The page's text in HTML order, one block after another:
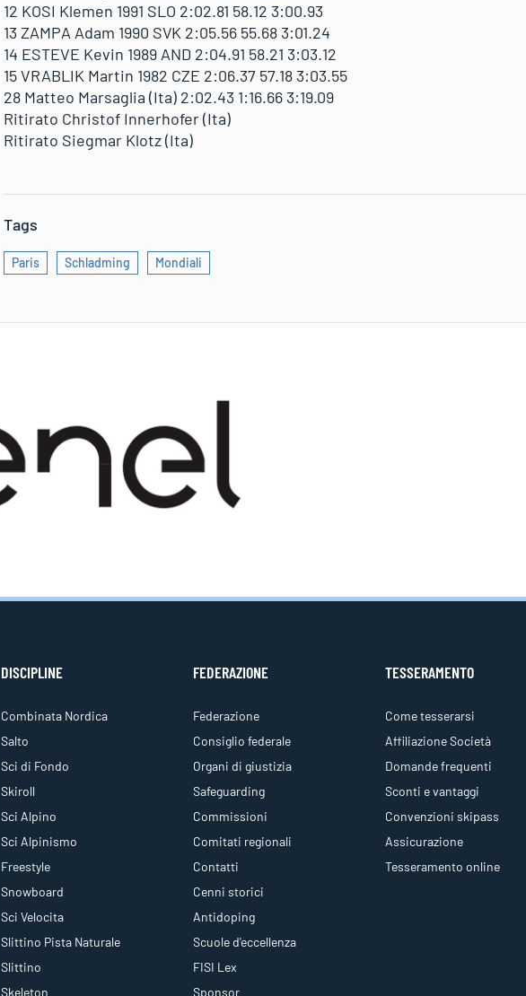
12 KOSI Klemen 1991 SLO 2:02.81 58.12 3:00.93
13 ZAMPA Adam 1990 SVK 2:05.56 55.68 3:01.24
14 ESTEVE Kevin 1989 AND 2:04.91 58.21 3:03.12
15 VRABLIK Martin 1982 CZE 2:06.37 57.18 3:03.55
28 Matteo Marsaglia (Ita) 2:02.43 1:16.66 3:19.09
Ritirato Christof Innerhofer (Ita)
Ritirato Siegmar Klotz (Ita)
Tags
Paris Schladming Mondiali
DISCIPLINE
Combinata Nordica
Salto
Sci di Fondo
Skiroll
Sci Alpino
Sci Alpinismo
Freestyle
Snowboard
Sci Velocita
Slittino Pista Naturale
Slittino
Skeleton
FEDERAZIONE
Federazione
Consiglio federale
Organi di giustizia
Safeguarding
Commissioni
Comitati regionali
Contatti
Cenni storici
Antidoping
Scuole d'eccellenza
FISI Lex
Sponsor
TESSERAMENTO
Come tesserarsi
Affiliazione Società
Domande frequenti
Sconti e vantaggi
Convenzioni skipass
Assicurazione
Tesseramento online